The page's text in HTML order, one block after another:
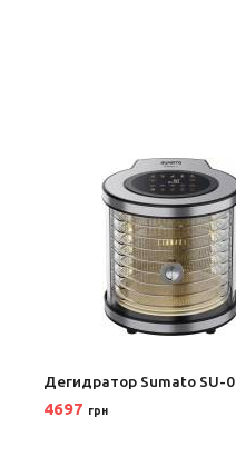
Дегидратор Sumato SU-
4697 грн